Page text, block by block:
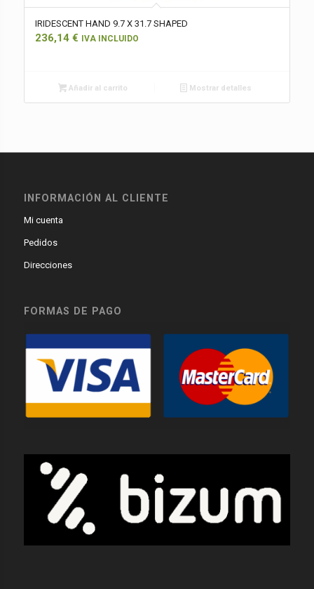
IRIDESCENT HAND 9.7 X 31.7 SHAPED
236,14 € IVA INCLUIDO
Añadir al carrito Mostrar detalles
INFORMACIÓN AL CLIENTE
Mi cuenta
Pedidos
Direcciones
FORMAS DE PAGO